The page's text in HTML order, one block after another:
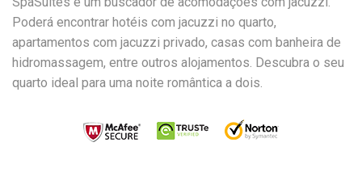
Poderá encontrar hotéis com jacuzzi no quarto,
apartamentos com jacuzzi privado, casas com banheira de
hidromassagem, entre outros alojamentos. Descubra o seu
quarto ideal para uma noite romântica a dois.